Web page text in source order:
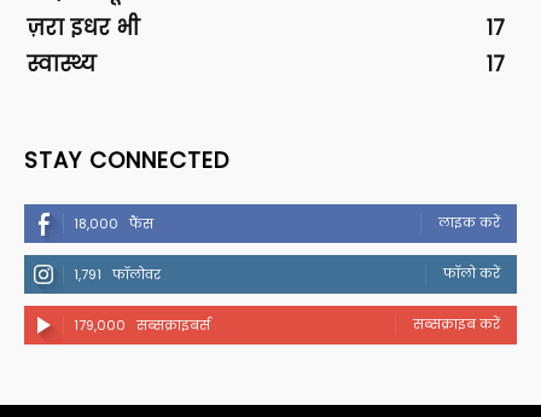
ज़रा इधर भी
17
स्वास्थ्य
17
STAY CONNECTED
18,000 फैंस लाइक करें
1,791 फॉलोवर फॉलो करें
179,000 सब्सक्राइबर्स सब्सक्राइब करें